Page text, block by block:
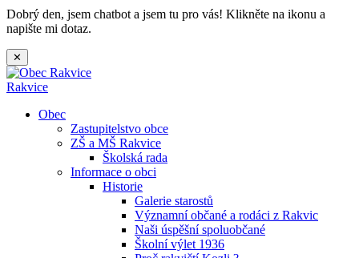
Dobrý den, jsem chatbot a jsem tu pro vás! Klikněte na ikonu a
napište mi dotaz.
✕
Rakvice
Obec
Zastupitelstvo obce
ZŠ a MŠ Rakvice
Školská rada
Informace o obci
Historie
Galerie starostů
Významní občané a rodáci z Rakvic
Naši úspěšní spoluobčané
Školní výlet 1936